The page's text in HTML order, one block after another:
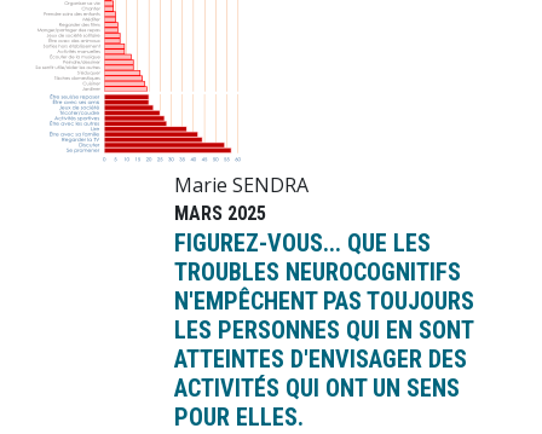
Marie SENDRA
MARS 2025
FIGUREZ-VOUS... QUE LES
TROUBLES NEUROCOGNITIFS
N'EMPÊCHENT PAS TOUJOURS
LES PERSONNES QUI EN SONT
ATTEINTES D'ENVISAGER DES
ACTIVITÉS QUI ONT UN SENS
POUR ELLES.